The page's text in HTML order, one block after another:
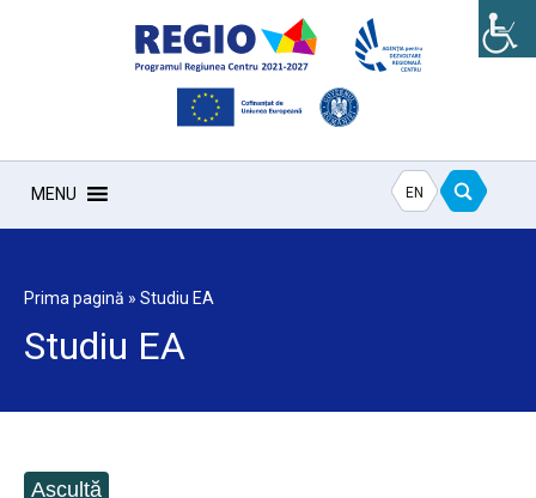
MENU EN
Prima pagină » Studiu EA
Studiu EA